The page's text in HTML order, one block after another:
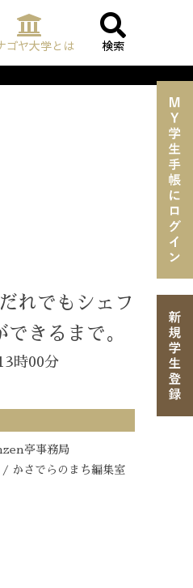
ゴヤ大学とは 検索
れでもシェフ
きるまで。
時00分
亭事務局
かさでらのまち編集室